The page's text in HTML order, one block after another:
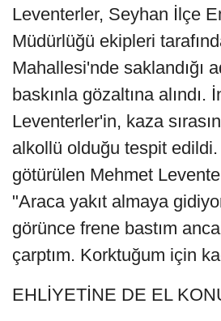
Leventerler, Seyhan İlçe
Müdürlüğü ekipleri
Mahallesi'nde saklandığı
baskınla gözaltına alındı.
Leventerler'in, kaza
alkollü olduğu tespit
götürülen Mehmet
"Araca yakıt almaya
görünce frene bastım
çarptım. Korktuğum için
EHLİYETİNE DE EL